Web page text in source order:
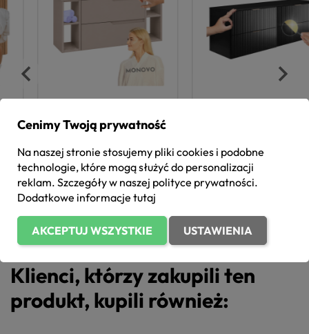
pod Umywalkę z Blatem i
Nowoczesna MODERN
Dodaj
FLOW
Dodaj
Zobacz wszystkie produkty z tej
kategorii
Klienci, którzy zakupili ten
produkt, kupili również:
Cenimy Twoją prywatność
Na naszej stronie stosujemy pliki cookies i podobne
technologie, które mogą służyć do personalizacji
reklam. Szczegóły w naszej polityce prywatności.
Dodatkowe informacje tutaj
AKCEPTUJ WSZYSTKIE USTAWIENIA